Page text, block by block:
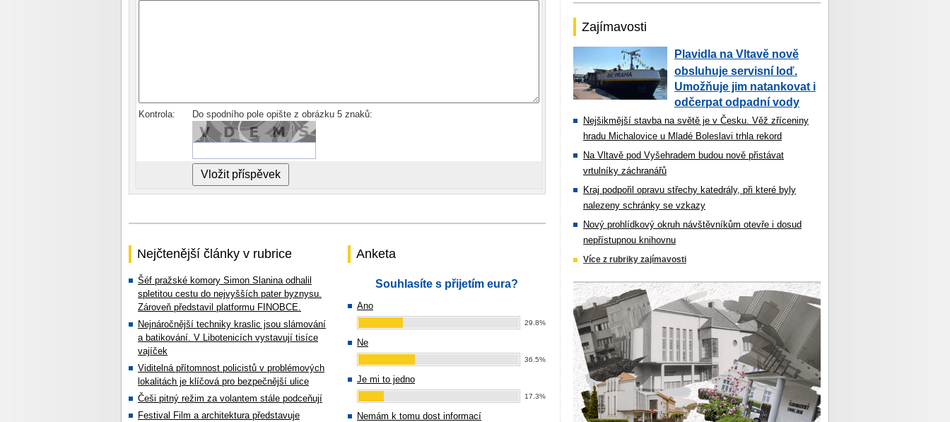
Kontrola: Do spodního pole opište z obrázku 5 znaků:
Nejčtenější články v rubrice
Šéf pražské komory Simon Slanina odhalil
spletitou cestu do nejvyšších pater byznysu.
Zároveň představil platformu FINOBCE.
Nejnáročnější techniky kraslic jsou slámování
a batikování. V Libotenicích vystavují tisíce
vajíček
Viditelná přítomnost policistů v problémových
lokalitách je klíčová pro bezpečnější ulice
Češi pitný režim za volantem stále podceňují
Festival Film a architektura představuje
Anketa
Souhlasíte s přijetím eura?
Ano
29.8%
Ne
36.5%
Je mi to jedno
17.3%
Nemám k tomu dost informací
Zajímavosti
Plavidla na Vltavě nově
obsluhuje servisní loď.
Umožňuje jim natankovat i
odčerpat odpadní vody
Nejšikmější stavba na světě je v Česku. Věž zříceniny
hradu Michalovice u Mladé Boleslavi trhla rekord
Na Vltavě pod Vyšehradem budou nově přistávat
vrtulníky záchranářů
Kraj podpořil opravu střechy katedrály, při které byly
nalezeny schránky se vzkazy
Nový prohlídkový okruh návštěvníkům otevře i dosud
nepřístupnou knihovnu
Více z rubriky zajímavosti